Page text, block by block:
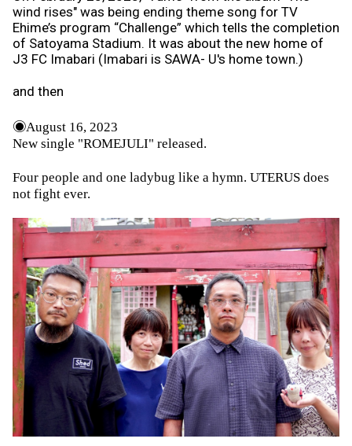
wind rises" was being ending theme song for TV
Ehime’s program “Challenge” which tells the completion
of Satoyama Stadium. It was about the new home of
J3 FC Imabari (Imabari is SAWA- U's home town.)
and then
◉August 16, 2023
New single "ROMEJULI" released.
Four people and one ladybug like a hymn. UTERUS does
not fight ever.